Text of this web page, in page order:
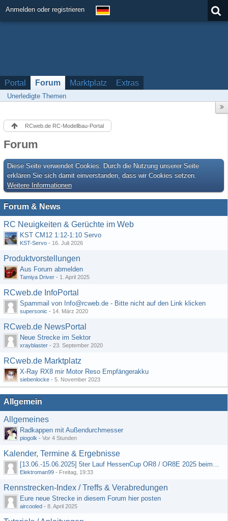
Anmelden oder registrieren
Portal Forum Marktplatz Extras
Unerledigte Themen
RCweb.de RC-Modellbau-Portal
Forum
Diese Seite verwendet Cookies. Durch die Nutzung unserer Seite
erklären Sie sich damit einverstanden, dass wir Cookies setzen.
Weitere Informationen
Forum & News
RC Neuigkeiten & Gerüchte im Web
KST CM12 1:12-1:10 Servo
KST-Servo - 16. Juli 2026
Produktvorstellungen
Aus Forum abmelden
Tamiya Driver - 1. April 2025
RCweb.de InfoPortal
Spammail von Info@rcweb.de - Bitte nicht auf den Link klicken
supersonic - 14. März 2020
RCweb.de NewsPortal
Neue Strecke im Sektor
xrayblaster - 23. September 2020
RCweb.de Marktplatz
X-Ray RX8 mir Motor Reso Empfängerakku
siebenlocke - 5. November 2023
Allgemein
Allgemeines
Radkappen mit Außendurchmesser
piogolk - Vor 4 Stunden
Kalender, Termine & Ergebnisse
[13.06.-15.06.2025] 5ter Lauf HessenCup OR8 / OR8E 2025 beim MSC Ober-Mörlen e.V.
Elektroman99 - Freitag, 19:33
Rennstrecken-Index / Treffs & Verabredungen
Eure neue Strecke in diesem Forum hier posten
aircooled - 8. April 2025